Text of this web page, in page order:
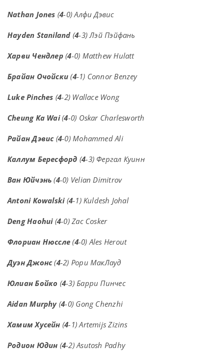
Nathan Jones (4-0) Алфи Дэвис
Hayden Staniland(4-3) Лэй Пэйфань
Харви Чендлер(4-0) Matthew Hulatt
Брайан Очойски (4-1) Connor Benzey
Luke Pinches (4-2) Wallace Wong
Cheung Ka Wai(4-0) Oskar Charlesworth
Райан Дэвис(4-0) Mohammed Ali
Каллум Бересфорд (4-3) Фергал Куинн
Ван Юйчэнь (4-0) Velian Dimitrov
Antoni Kowalski(4-1) Kuldesh Johal
Deng Haohui(4-0) Zac Cosker
Флориан Нюссле (4-0) Ales Herout
Дуэн Джонс(4-2) Рори МакЛауд
Юлиан Бойко (4-3) Барри Пинчес
Aidan Murphy(4-0) Gong Chenzhi
Хамим Хусейн (4-1) Artemijs Zizins
Родион Юдин (4-2) Asutosh Padhy